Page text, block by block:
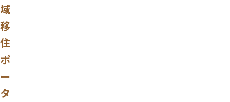
域
移
住
ポ
ー
タ